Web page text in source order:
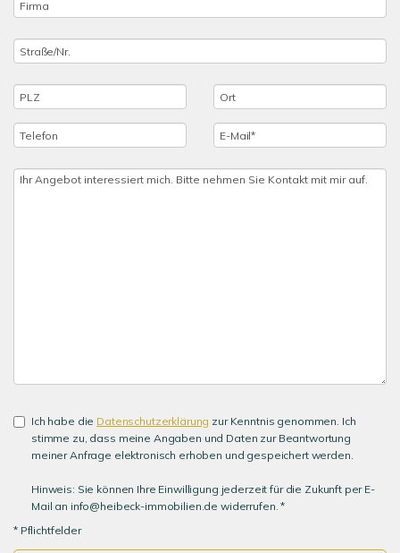
Ich habe die Datenschutzerklärung zur Kenntnis genommen. Ich
stimme zu, dass meine Angaben und Daten zur Beantwortung
meiner Anfrage elektronisch erhoben und gespeichert werden.
Hinweis: Sie können Ihre Einwilligung jederzeit für die Zukunft per E-
Mail an info@heibeck-immobilien.de widerrufen. *
* Pflichtfelder